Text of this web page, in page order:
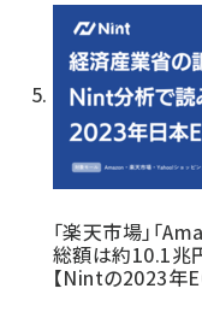
「楽天市場」「
総額は約10.1兆
【Nintの2023年